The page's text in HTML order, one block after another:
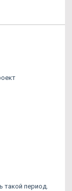
такой период.